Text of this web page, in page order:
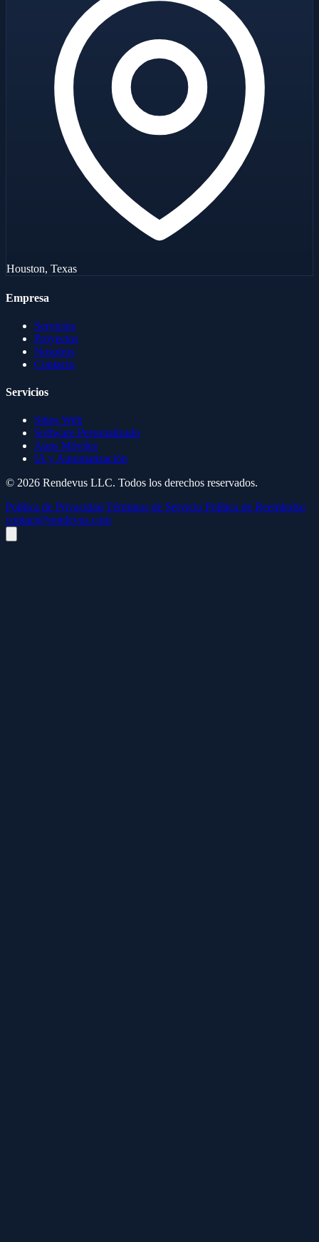
Houston, Texas
Empresa
Servicios
Proyectos
Nosotros
Contacto
Servicios
Sitios Web
Software Personalizado
Apps Móviles
IA y Automatización
© 2026 Rendevus LLC. Todos los derechos reservados.
Política de Privacidad Términos de Servicio Política de Reembolso
contact@rendevus.com